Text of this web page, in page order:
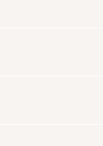
関する法律に基づ